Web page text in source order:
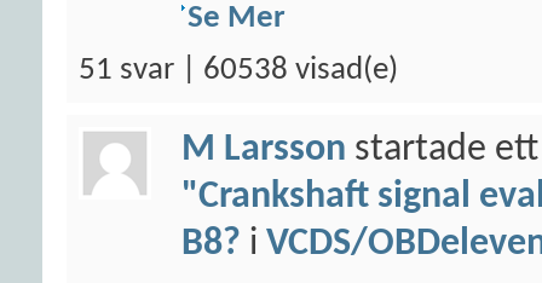
Se Mer
51 svar | 60538 visad(e)
M Larsson startade
"Crankshaft signal
B8? i VCDS/